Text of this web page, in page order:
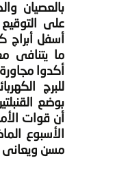
بالعصيان
على التوقيع
أسفل أبراج
ما يتنافى
أكدوا
للبرج
بوضع
الأسبوع
مسن ويعانى